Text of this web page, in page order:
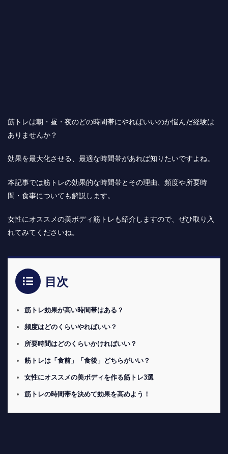
筋トレは朝・昼・夜のどの時間帯にやればいいのか悩んだ経験は
ありませんか？
効果を最大化させる、最適な時間帯があれば知りたいですよね。
本記事では筋トレの効果的な時間帯とその理由、頻度や所要時
間・食事についても解説します。
女性にオススメの美ボディ筋トレも紹介しますので、ぜひ取り入
れてみてくださいね。
目次
筋トレ効果が高い時間帯はある？
頻度はどのくらいやればいい？
所要時間はどのくらいかければいい？
筋トレは「食前」「食後」どちらがいい？
女性にオススメの美ボディを作る筋トレ3選
筋トレの時間帯を決めて効果を高めよう！